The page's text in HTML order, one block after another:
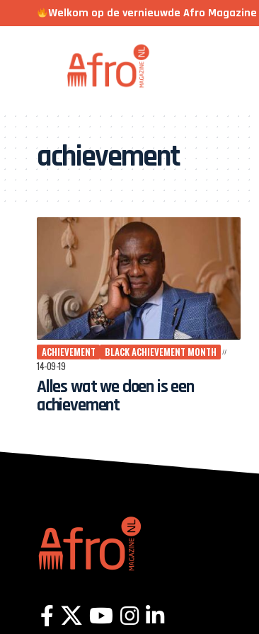
Welkom op de vernieuwde Afro Magazine
achievement
ACHIEVEMENT
BLACK ACHIEVEMENT MONTH
14-09-19
Alles wat we doen is een
achievement